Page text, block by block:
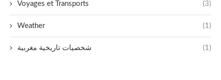
Voyages et Transports (3)
Weather (1)
شخصيات تاريخية مغربية (1)